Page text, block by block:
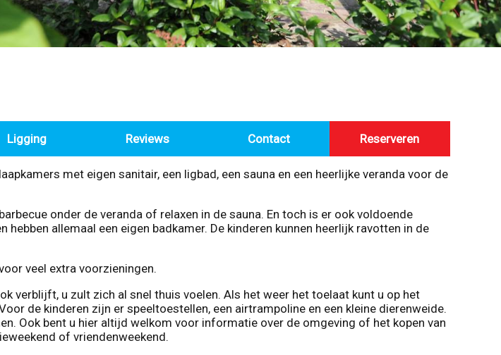
Ligging Reviews Contact Reserveren
met eigen sanitair, een ligbad, een sauna en een heerlijke veranda voor de
onder de veranda of relaxen in de sauna. En toch is er ook voldoende
allemaal een eigen badkamer. De kinderen kunnen heerlijk ravotten in de
veel extra voorzieningen.
verblijft, u zult zich al snel thuis voelen. Als het weer het toelaat kunt u op het
de kinderen zijn er speeltoestellen, een airtrampoline en een kleine dierenweide.
Ook bent u hier altijd welkom voor informatie over de omgeving of het kopen van
of vriendenweekend.